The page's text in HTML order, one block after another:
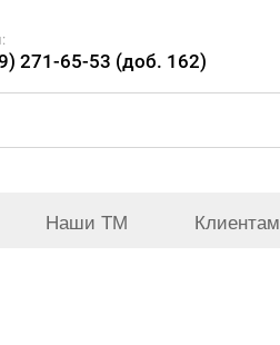
271-65-53 (доб. 162)
Наши ТМ Клиентам